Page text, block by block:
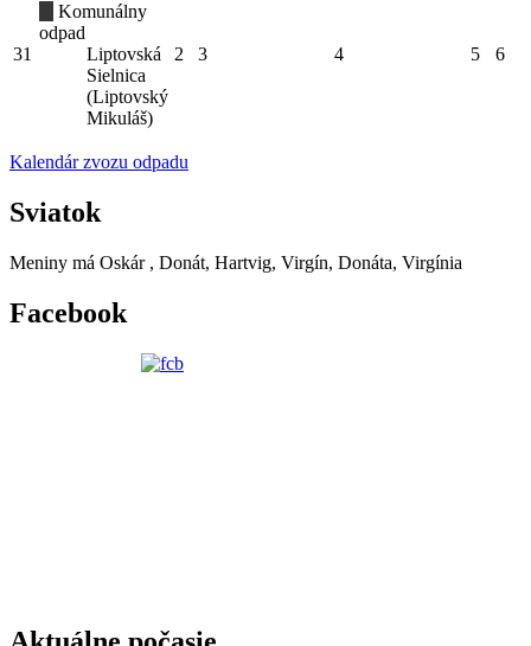
31
Komunálny
odpad
Liptovská
Sielnica
(Liptovský
Mikuláš)
2 3 4 5 6
Kalendár zvozu odpadu
Sviatok
Meniny má Oskár , Donát, Hartvig, Virgín, Donáta, Virgínia
Facebook